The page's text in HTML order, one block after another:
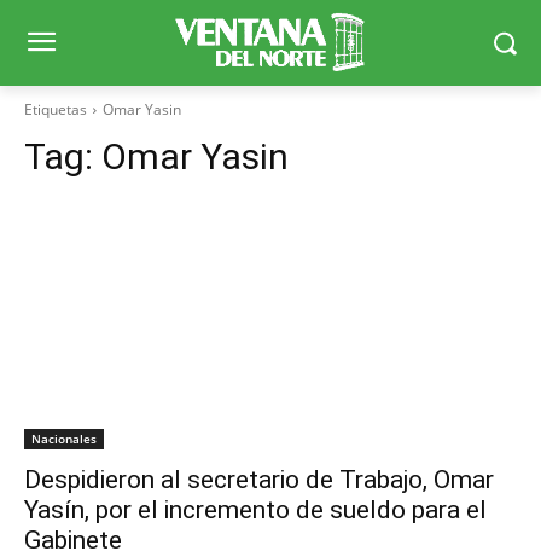
Etiquetas Omar Yasin
Tag: Omar Yasin
Nacionales
Despidieron al secretario de Trabajo, Omar
Yasín, por el incremento de sueldo para el
Gabinete